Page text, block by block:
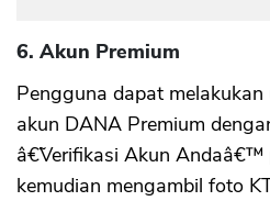
6. Akun Premium
Pengguna dapat
akun DANA Premium
â€˜Verifikasi Akun
kemudian mengambil foto